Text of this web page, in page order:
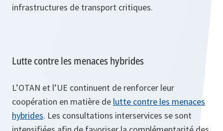
infrastructures de transport critiques.
Lutte contre les menaces hybrides
L’OTAN et l’UE continuent de renforcer leur
coopération en matière de lutte contre les menaces
hybrides. Les consultations interservices se sont